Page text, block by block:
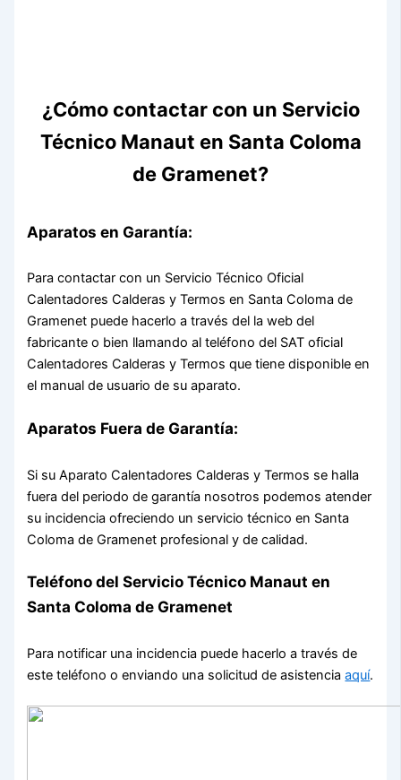
¿Cómo contactar con un Servicio
Técnico Manaut en Santa Coloma
de Gramenet?
Aparatos en Garantía:
Para contactar con un Servicio Técnico Oficial
Calentadores Calderas y Termos en Santa Coloma de
Gramenet puede hacerlo a través del la web del
fabricante o bien llamando al teléfono del SAT oficial
Calentadores Calderas y Termos que tiene disponible en
el manual de usuario de su aparato.
Aparatos Fuera de Garantía:
Si su Aparato Calentadores Calderas y Termos se halla
fuera del periodo de garantía nosotros podemos atender
su incidencia ofreciendo un servicio técnico en Santa
Coloma de Gramenet profesional y de calidad.
Teléfono del Servicio Técnico Manaut en
Santa Coloma de Gramenet
Para notificar una incidencia puede hacerlo a través de
este teléfono o enviando una solicitud de asistenciaaquí.